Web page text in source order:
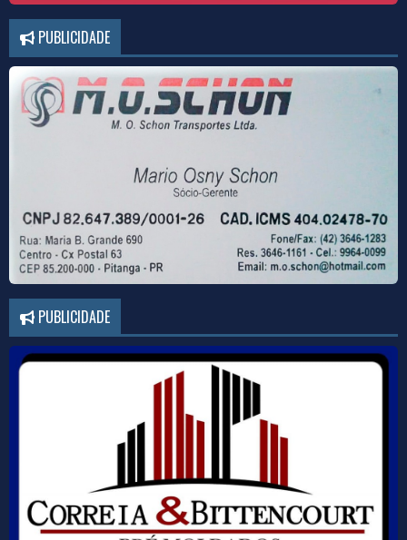
PUBLICIDADE
PUBLICIDADE